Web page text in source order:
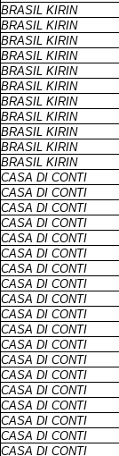
BRASIL KIRIN
BRASIL KIRIN
BRASIL KIRIN
BRASIL KIRIN
BRASIL KIRIN
BRASIL KIRIN
BRASIL KIRIN
BRASIL KIRIN
BRASIL KIRIN
BRASIL KIRIN
BRASIL KIRIN
CASA DI CONTI
CASA DI CONTI
CASA DI CONTI
CASA DI CONTI
CASA DI CONTI
CASA DI CONTI
CASA DI CONTI
CASA DI CONTI
CASA DI CONTI
CASA DI CONTI
CASA DI CONTI
CASA DI CONTI
CASA DI CONTI
CASA DI CONTI
CASA DI CONTI
CASA DI CONTI
CASA DI CONTI
CASA DI CONTI
CASA DI CONTI